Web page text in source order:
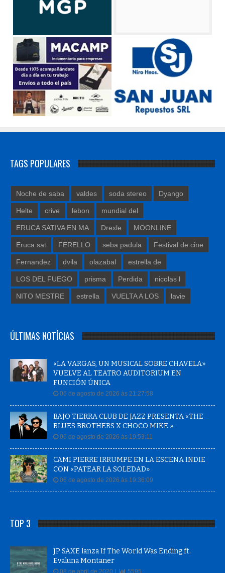
TAGS POPULARES
Noche de saba valdes soda stereo Dyango
Helte crive lebon mundial del
ERUCA SATIVA EN MA Drexle MOONLINE
Eruca sat FERELLO seba padula Festival de cine
Fernandez dvila olazabal estrella de
LOS DEL FUEGO prisma Perdida nicolas l
NITO MESTRE estrella VUELTA A LOS lavie
ÚLTIMAS NOTÍCIAS
«LA VARGAS, UN MUSICAL SOBRE CHAVELA»
VUELVE AL TEATRO AUDITORIUM EN
FUNCIÓN ÚNICA
06 de agosto de 2026 às 21:27:58
BAJO TIERRA CLUB DE JAZZ PRESENTA «THE
BLUES BROTHERS X CHOCO MIKE »
06 de agosto de 2026 às 19:53:11
CAMI PIERRE IRRUMPE EN LA ESCENA INDIE
CON «PATEAR LA SOLEDAD»
06 de agosto de 2026 às 19:36:09
TOP 3
JP SAXE lanza If The World Was Ending ft.
Evaluna Montaner
08 de abril de 2020 | 5595